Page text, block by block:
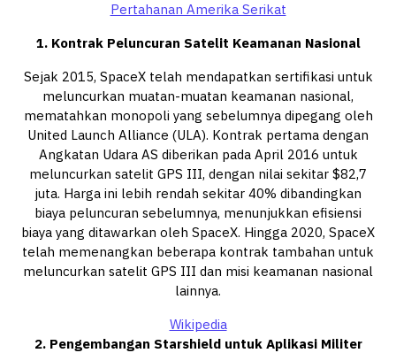
Pertahanan Amerika Serikat
1. Kontrak Peluncuran Satelit Keamanan Nasional
Sejak 2015, SpaceX telah mendapatkan sertifikasi untuk
meluncurkan muatan-muatan keamanan nasional,
mematahkan monopoli yang sebelumnya dipegang oleh
United Launch Alliance (ULA). Kontrak pertama dengan
Angkatan Udara AS diberikan pada April 2016 untuk
meluncurkan satelit GPS III, dengan nilai sekitar $82,7
juta. Harga ini lebih rendah sekitar 40% dibandingkan
biaya peluncuran sebelumnya, menunjukkan efisiensi
biaya yang ditawarkan oleh SpaceX. Hingga 2020, SpaceX
telah memenangkan beberapa kontrak tambahan untuk
meluncurkan satelit GPS III dan misi keamanan nasional
lainnya.
Wikipedia
2. Pengembangan Starshield untuk Aplikasi Militer